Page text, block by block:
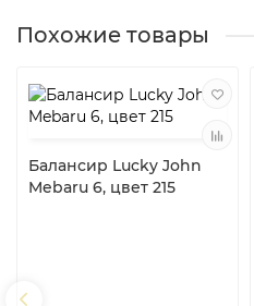
Похожие товары
Балансир Lucky John
Mebaru 6, цвет 215